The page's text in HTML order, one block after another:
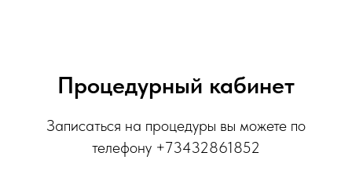
Процедурный кабинет
Записаться на процедуры вы можете по
телефону +73432861852